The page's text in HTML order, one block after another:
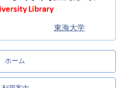
東海大学
ホーム